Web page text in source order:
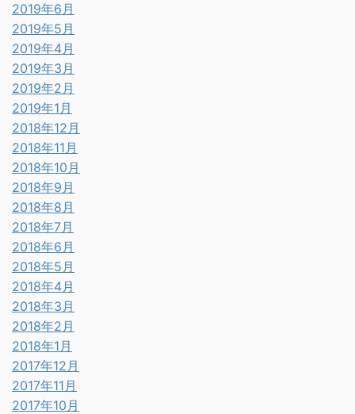
2019年6月
2019年5月
2019年4月
2019年3月
2019年2月
2019年1月
2018年12月
2018年11月
2018年10月
2018年9月
2018年8月
2018年7月
2018年6月
2018年5月
2018年4月
2018年3月
2018年2月
2018年1月
2017年12月
2017年11月
2017年10月